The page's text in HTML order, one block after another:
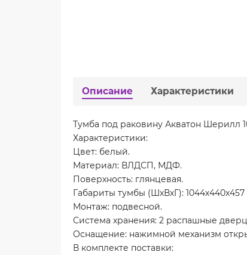
Описание Характеристики
Тумба под раковину Акватон Шерилл
Характеристики:
Цвет: белый.
Материал: ВЛДСП, МДФ.
Поверхность: глянцевая.
Габариты тумбы (ШхВхГ):
Монтаж: подвесной.
Система хранения: 2 распашные
Оснащение: нажимной механизм
В комплекте поставки: